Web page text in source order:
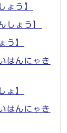
ょう】
しょう】
う】
はんにゃき
ょ】
はんにゃき